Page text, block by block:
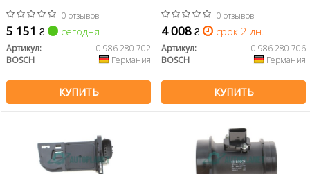
0 отзывов
5 151 ₴ сегодня
Артикул:
0 986 280 702
BOSCH
Германия
КУПИТЬ
0 отзывов
4 008 ₴ срок 2 дн.
Артикул:
0 986 280 706
BOSCH
Германия
КУПИТЬ